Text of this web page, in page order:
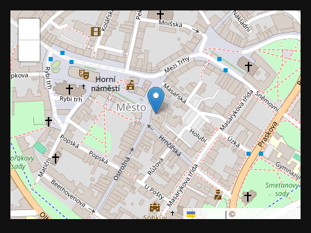
Leaflet | © OpenStreetMap